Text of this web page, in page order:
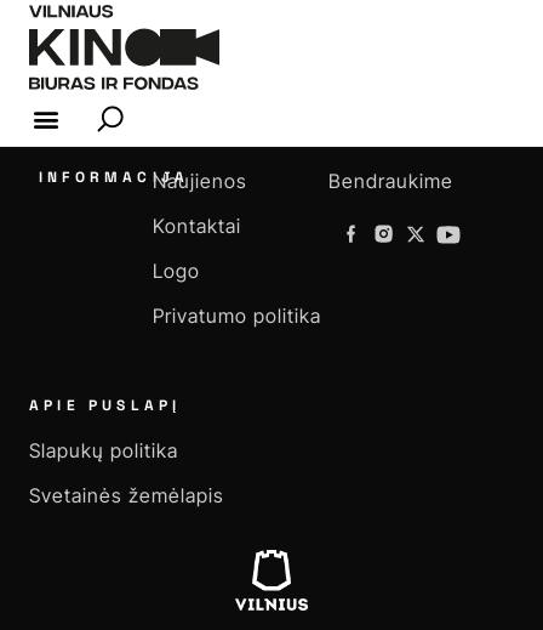
INFORMACIJANaujienos
Kontaktai
Logo
Privatumo politika
Bendraukime
APIE PUSLAPĮ
Slapukų politika
Svetainės žemėlapis